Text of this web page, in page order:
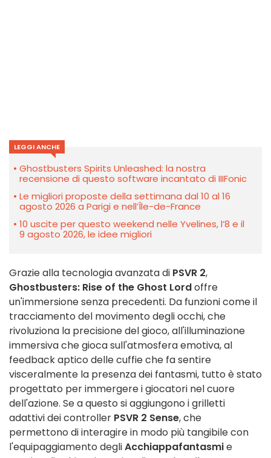
LEGGI ANCHE
Ghostbusters Spirits Unleashed: la nostra
recensione di questo software incantato di IIIFonic
Le migliori proposte della settimana dal 10 al 16
agosto 2026 a Parigi e nell’Île-de-France
10 uscite per questo weekend nelle Yvelines, l’8 e il
9 agosto 2026, le idee migliori
Grazie alla tecnologia avanzata di PSVR 2,
Ghostbusters: Rise of the Ghost Lordoffre
un'immersione senza precedenti. Da funzioni come il
tracciamento del movimento degli occhi, che
rivoluziona la precisione del gioco, all'illuminazione
immersiva che gioca sull'atmosfera emotiva, al
feedback aptico delle cuffie che fa sentire
visceralmente la presenza dei fantasmi, tutto è stato
progettato per immergere i giocatori nel cuore
dell'azione. Se a questo si aggiungono i grilletti
adattivi dei controller PSVR 2 Sense, che
permettono di interagire in modo più tangibile con
l'equipaggiamento degliAcchiappafantasmie